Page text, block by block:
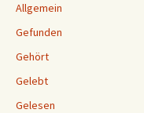
Allgemein
Gefunden
Gehört
Gelebt
Gelesen